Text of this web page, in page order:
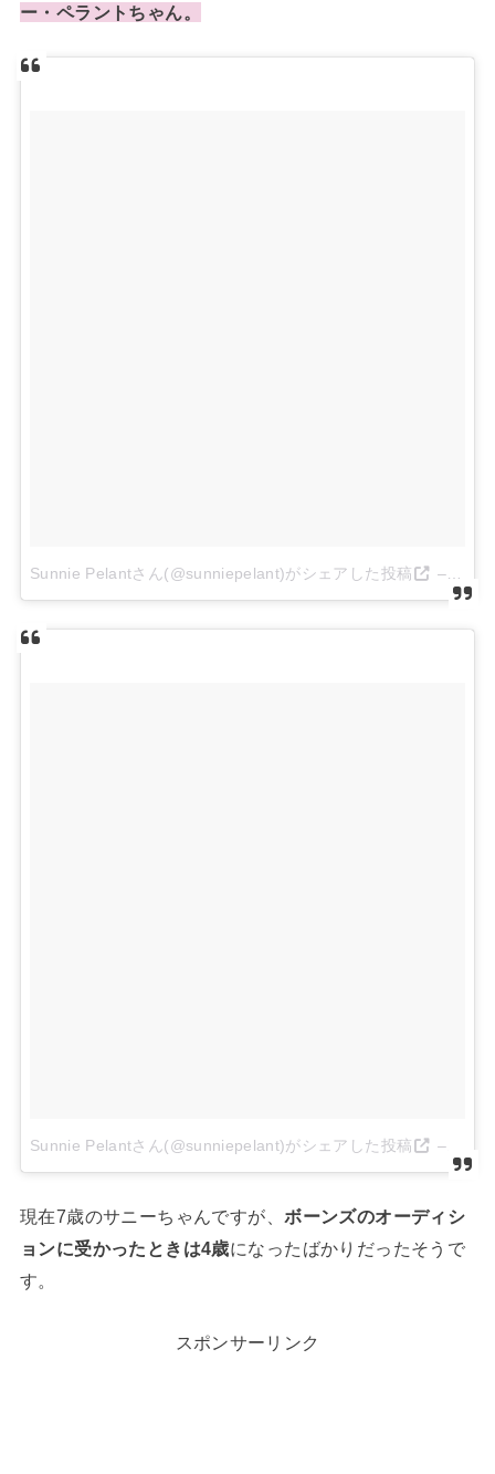
ー・ペラントちゃん。
Sunnie Pelantさん(@sunniepelant)がシェアした投稿 –
Sunnie Pelantさん(@sunniepelant)がシェアした投稿 –
現在7歳のサニーちゃんですが、ボーンズのオーディシ
ョンに受かったときは4歳になったばかりだったそうで
す。
スポンサーリンク